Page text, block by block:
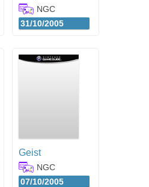
NGC
31/10/2005
Geist
NGC
07/10/2005